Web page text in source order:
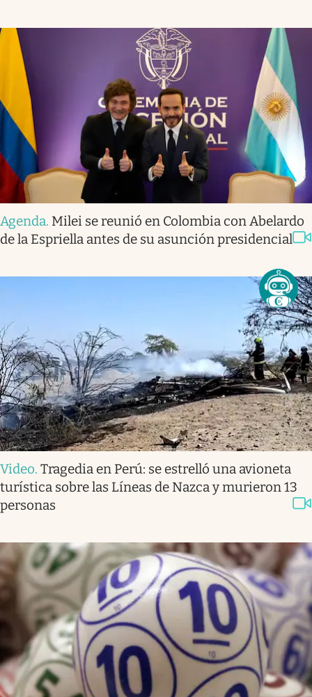
Agenda. Milei se reunió en Colombia con Abelardo
de la Espriella antes de su asunción presidencial
Video. Tragedia en Perú: se estrelló una avioneta
turística sobre las Líneas de Nazca y murieron 13
personas